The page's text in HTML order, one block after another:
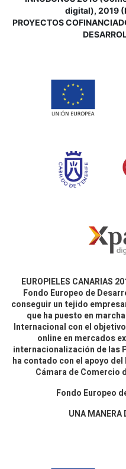
digital), 2019
PROYECTOS
EUROPIELES CANARIAS
Fondo Europeo de
conseguir un tejido
que ha puesto en
Internacional con el
online en mercados
internacionalización de las
ha contado con el apoyo del
Cámara de Comercio
Fondo Europeo
UNA MANERA